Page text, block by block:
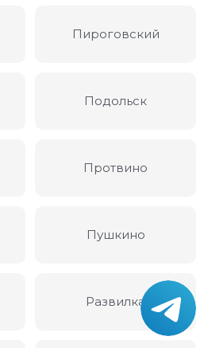
Пироговский
Подольск
Протвино
Пушкино
Развилка